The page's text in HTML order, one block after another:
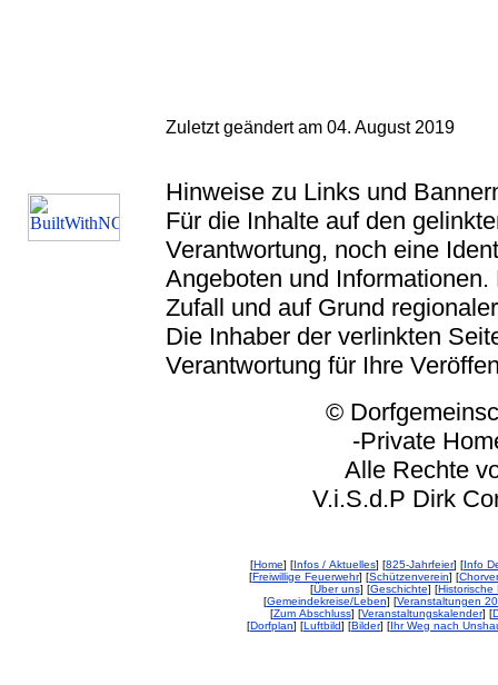
Zuletzt geändert am 04. August 2019
Hinweise zu Links und
Für die Inhalte auf den
Verantwortung, noch eine
Angeboten und
Zufall und auf Grund
Die Inhaber der verlinkten
Verantwortung für Ihre
© Dorfgemeinschaft
-Private
Alle Rechte
V.i.S.d.P Dirk
[Home] [Infos / Aktuelles] [825-Jahrfeier] [Info
[Freiwillige Feuerwehr] [Schützenverein] [
[Über uns] [Geschichte] [Historische
[Gemeindekreise/Leben] [Veranstaltungen
[Zum Abschluss] [Veranstaltungskalender] [
[Dorfplan] [Luftbild] [Bilder] [Ihr Weg nach